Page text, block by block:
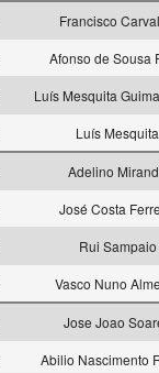
Francisco
Afonso de Sousa
Luís Mesquita
Luís Mesquita
Adelino
José Costa
Rui Sampaio
Vasco Nuno
Jose Joao
Abilio Nascimento